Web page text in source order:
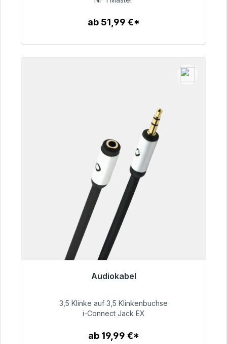
ab 51,99 €*
Audiokabel
51,99 €
3,5 Klinke auf 3,5 Klinkenbuchse
i-Connect Jack EX
ab 19,99 €*